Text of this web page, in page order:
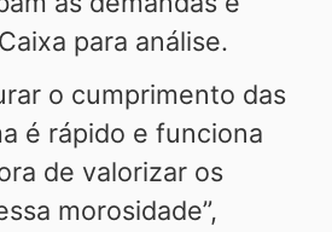
para análise.
o cumprimento das
é rápido e funciona
de valorizar os
morosidade”,